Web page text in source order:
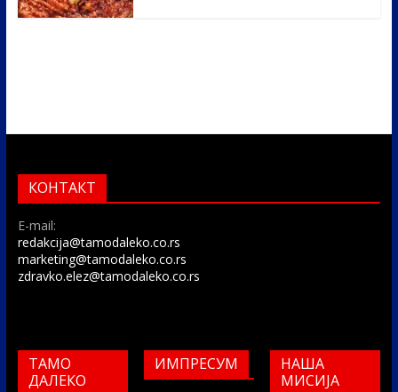
КОНТАКТ
E-mail:
redakcija@tamodaleko.co.rs
marketing@tamodaleko.co.rs
zdravko.elez@tamodaleko.co.rs
ТАМО
ДАЛЕКО
ИМПРЕСУМ
НАША
МИСИЈА